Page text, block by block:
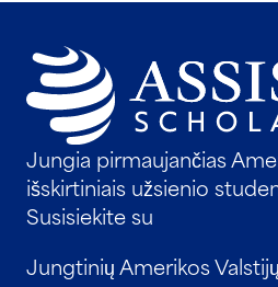
Jungia pirmaujančias
išskirtiniais užsienio
Susisiekite su
Jungtinių Amerikos